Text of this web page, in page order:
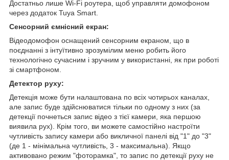
Достатньо лише Wi-Fi роутера, щоб управляти домофоном
через додаток Tuya Smart.
Сенсорний ємнісний екран:
Відеодомофон оснащений сенсорним екраном, що в
поєднанні з інтуїтивно зрозумілим меню робить його
технологічно сучасним і зручним у використанні, як при роботі
зі смартфоном.
Детектор руху:
Детекція може бути налаштована по всіх чотирьох каналах,
але запис буде здійснюватися тільки по одному з них (за
детекції почнеться запис відео з тієї камери, яка першою
виявила рух). Крім того, ви можете самостійно настроїти
чутливість запису камери або викличної панелі від "1" до "3"
(де 1 - мінімальна чутливість, 3 - максимальна). Якщо
активовано режим "фоторамка", то запис по детекції руху не